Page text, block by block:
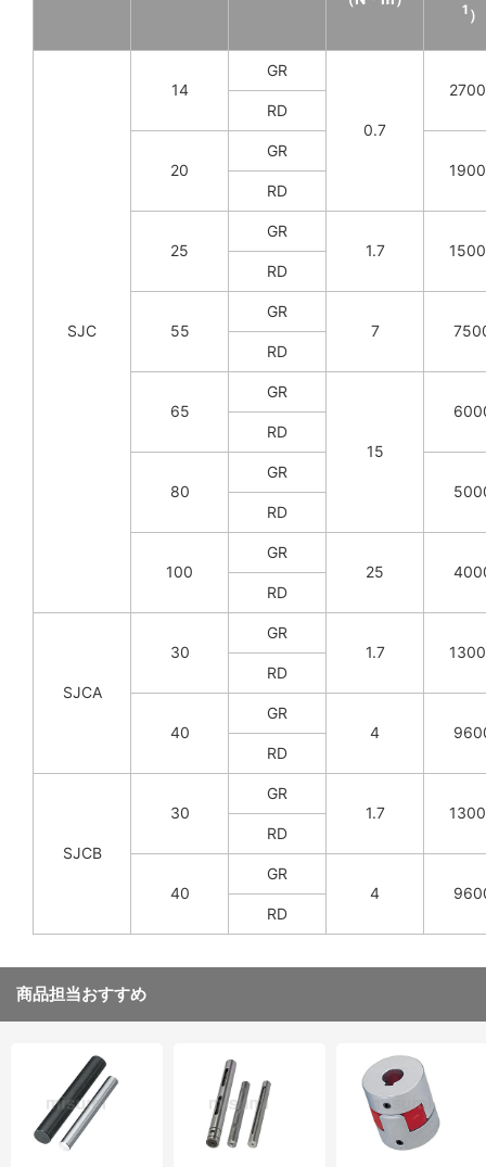
1 ）
SJC
14
GR
0.7
RD
20
GR
RD
25
GR
1.7
RD
55
GR
7
RD
65
GR
15
RD
80
GR
RD
100
GR
25
RD
SJCA
30
GR
1.7
RD
40
GR
4
RD
SJCB
30
GR
1.7
RD
40
GR
4
RD
商品担当おすすめ